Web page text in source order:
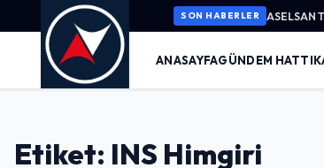
SON HABERLER ASELSAN
ANASAYFAGÜNDEM HATTI
Etiket: INS Himgiri